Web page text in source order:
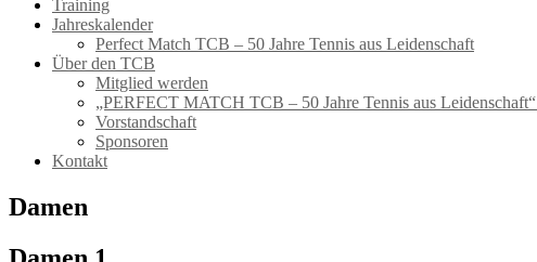
Training
Jahreskalender
Perfect Match TCB – 50 Jahre Tennis aus Leidenschaft
Über den TCB
Mitglied werden
„PERFECT MATCH TCB – 50 Jahre Tennis aus Leidenschaft“
Vorstandschaft
Sponsoren
Kontakt
Damen